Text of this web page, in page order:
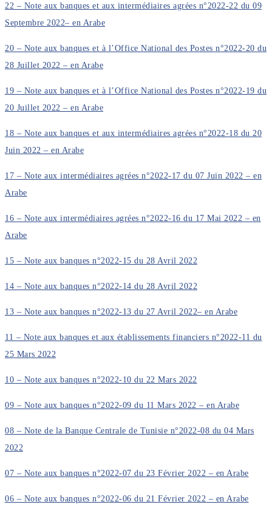
22 – Note aux banques et aux intermédiaires agrées n°2022-22 du 09
Septembre 2022– en Arabe
20 – Note aux banques et à l’Office National des Postes n°2022-20 du
28 Juillet 2022 – en Arabe
19 – Note aux banques et à l’Office National des Postes n°2022-19 du
20 Juillet 2022 – en Arabe
18 – Note aux banques et aux intermédiaires agrées n°2022-18 du 20
Juin 2022 – en Arabe
17 – Note aux intermédiaires agrées n°2022-17 du 07 Juin 2022 – en
Arabe
16 – Note aux intermédiaires agrées n°2022-16 du 17 Mai 2022 – en
Arabe
15 – Note aux banques n°2022-15 du 28 Avril 2022
14 – Note aux banques n°2022-14 du 28 Avril 2022
13 – Note aux banques n°2022-13 du 27 Avril 2022– en Arabe
11 – Note aux banques et aux établissements financiers n°2022-11 du
25 Mars 2022
10 – Note aux banques n°2022-10 du 22 Mars 2022
09 – Note aux banques n°2022-09 du 11 Mars 2022 – en Arabe
08 – Note de la Banque Centrale de Tunisie n°2022-08 du 04 Mars
2022
07 – Note aux banques n°2022-07 du 23 Février 2022 – en Arabe
06 – Note aux banques n°2022-06 du 21 Février 2022 – en Arabe